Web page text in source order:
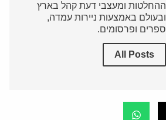
ההחלטות ומעצבי דעת קהל בארץ
ובעולם באמצעות ניירות עמדה,
ספרים ופרסומים.
All Posts